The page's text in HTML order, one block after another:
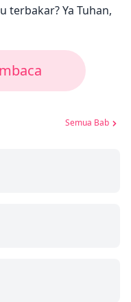
terbakar? Ya Tuhan,
Semua Bab